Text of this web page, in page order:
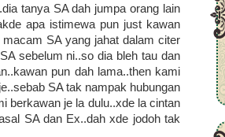
tanya SA dah jumpa orang lain
apa istimewa pun just kawan
SA yang jahat dalam citer
sebelum ni..so dia bleh tau dan
pun dah lama..then kami
SA tak nampak hubungan
berkawan je la dulu..xde la cintan
SA dan Ex..dah xde jodoh tak